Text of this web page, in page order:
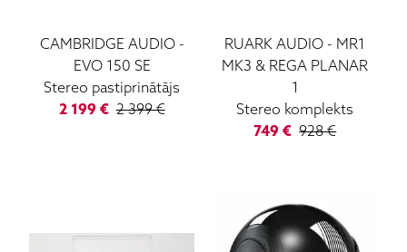
CAMBRIDGE AUDIO-
EVO 150 SE
Stereo pastiprinātājs
2 199€ 2 399€
RUARK AUDIO - MR1
MK3 & REGA PLANAR
1
Stereo komplekts
749 € 928€